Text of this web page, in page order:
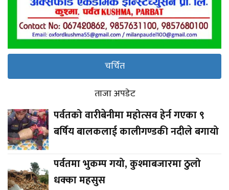
चर्चित
ताजा अपडेट
पर्वतको वारीबेनीमा महोत्सव हेर्न गएका ९
बर्षिय बालकलाई कालीगण्डकी नदीले बगायो
पर्वतमा भुकम्प गयो, कुश्माबजारमा ठुलो
धक्का महसुस